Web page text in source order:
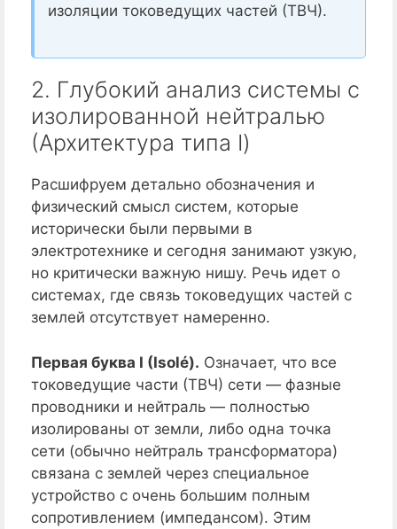
изоляции токоведущих частей (ТВЧ).
2. Глубокий анализ системы с
изолированной нейтралью
(Архитектура типа I)
Расшифруем детально обозначения и
физический смысл систем, которые
исторически были первыми в
электротехнике и сегодня занимают узкую,
но критически важную нишу. Речь идет о
системах, где связь токоведущих частей с
землей отсутствует намеренно.
Первая буква I (Isolé). Означает, что все
токоведущие части (ТВЧ) сети — фазные
проводники и нейтраль — полностью
изолированы от земли, либо одна точка
сети (обычно нейтраль трансформатора)
связана с землей через специальное
устройство с очень большим полным
сопротивлением (импедансом). Этим